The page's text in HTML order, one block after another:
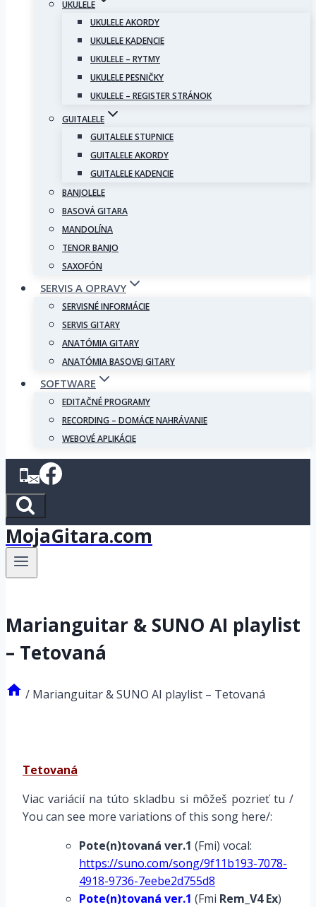
UKULELE
UKULELE AKORDY
UKULELE KADENCIE
UKULELE – RYTMY
UKULELE PESNIČKY
UKULELE – REGISTER STRÁNOK
GUITALELE
GUITALELE STUPNICE
GUITALELE AKORDY
GUITALELE KADENCIE
BANJOLELE
BASOVÁ GITARA
MANDOLÍNA
TENOR BANJO
SAXOFÓN
SERVIS A OPRAVY
SERVISNÉ INFORMÁCIE
SERVIS GITARY
ANATÓMIA GITARY
ANATÓMIA BASOVEJ GITARY
SOFTWARE
EDITAČNÉ PROGRAMY
RECORDING – DOMÁCE NAHRÁVANIE
WEBOVÉ APLIKÁCIE
MojaGitara.com
Marianguitar & SUNO AI playlist
– Tetovaná
/ Marianguitar & SUNO AI playlist – Tetovaná
Tetovaná
Viac variácií na túto skladbu si môžeš pozrieť tu /
You can see more variations of this song here/:
Pote(n)tovaná ver.1 (Fmi) vocal:
https://suno.com/song/9f11b193-7078-
4918-9736-7eebe2d755d8
Pote(n)tovaná ver.1 (Fmi Rem_V4 Ex)